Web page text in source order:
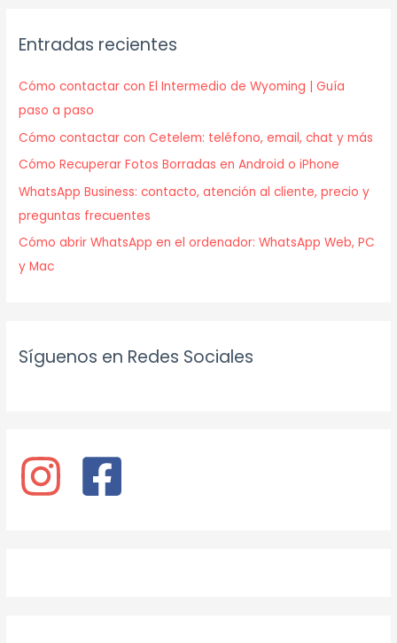
Entradas recientes
Cómo contactar con El Intermedio de Wyoming | Guía
paso a paso
Cómo contactar con Cetelem: teléfono, email, chat y más
Cómo Recuperar Fotos Borradas en Android o iPhone
WhatsApp Business: contacto, atención al cliente, precio y
preguntas frecuentes
Cómo abrir WhatsApp en el ordenador: WhatsApp Web, PC
y Mac
Síguenos en Redes Sociales